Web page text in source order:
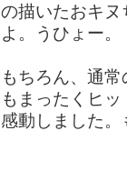
の描いたおキ
よ。うひょー。
もちろん、通
もまったくヒ
感動しました